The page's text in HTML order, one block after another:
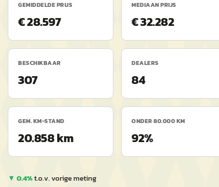
GEMIDDELDE PRIJS
€ 28.597
MEDIAAN PRIJS
€ 32.282
BESCHIKBAAR
307
DEALERS
84
GEM. KM-STAND
20.858 km
ONDER 80.000 KM
92%
▼ 0.4%t.o.v. vorige meting